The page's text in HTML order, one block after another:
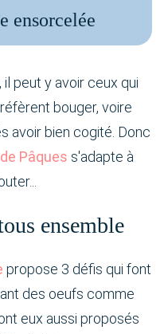
ensorcelée
peut y avoir ceux qui
bouger, voire
avoir bien cogité. Donc
Pâques s'adapte à
ensemble
propose 3 défis qui font
des oeufs comme
eux aussi proposés